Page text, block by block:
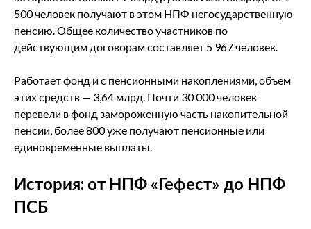
500 человек получают в этом НПФ негосударственную
пенсию. Общее количество участников по
действующим договорам составляет 5 967 человек.
Работает фонд и с пенсионными накоплениями, объем
этих средств ― 3,64 млрд. Почти 30 000 человек
перевели в фонд замороженную часть накопительной
пенсии, более 800 уже получают пенсионные или
единовременные выплаты.
История: от НПФ «Гефест» до НПФ
ПСБ